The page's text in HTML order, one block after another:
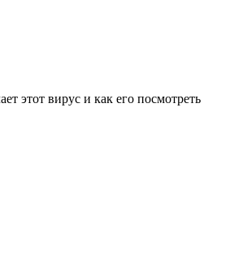
этот вирус и как его посмотреть